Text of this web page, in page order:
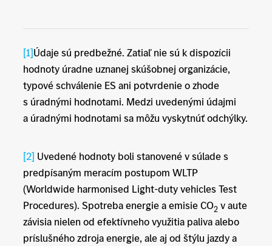
[1]Údaje sú predbežné. Zatiaľ nie sú k dispozícii
hodnoty úradne uznanej skúšobnej organizácie,
typové schválenie ES ani potvrdenie o zhode
s úradnými hodnotami. Medzi uvedenými údajmi
a úradnými hodnotami sa môžu vyskytnúť odchýlky.
[2] Uvedené hodnoty boli stanovené v súlade s
predpísaným meracím postupom WLTP
(Worldwide harmonised Light-duty vehicles Test
Procedures). Spotreba energie a emisie CO2v aute
závisia nielen od efektívneho využitia paliva alebo
príslušného zdroja energie, ale aj od štýlu jazdy a